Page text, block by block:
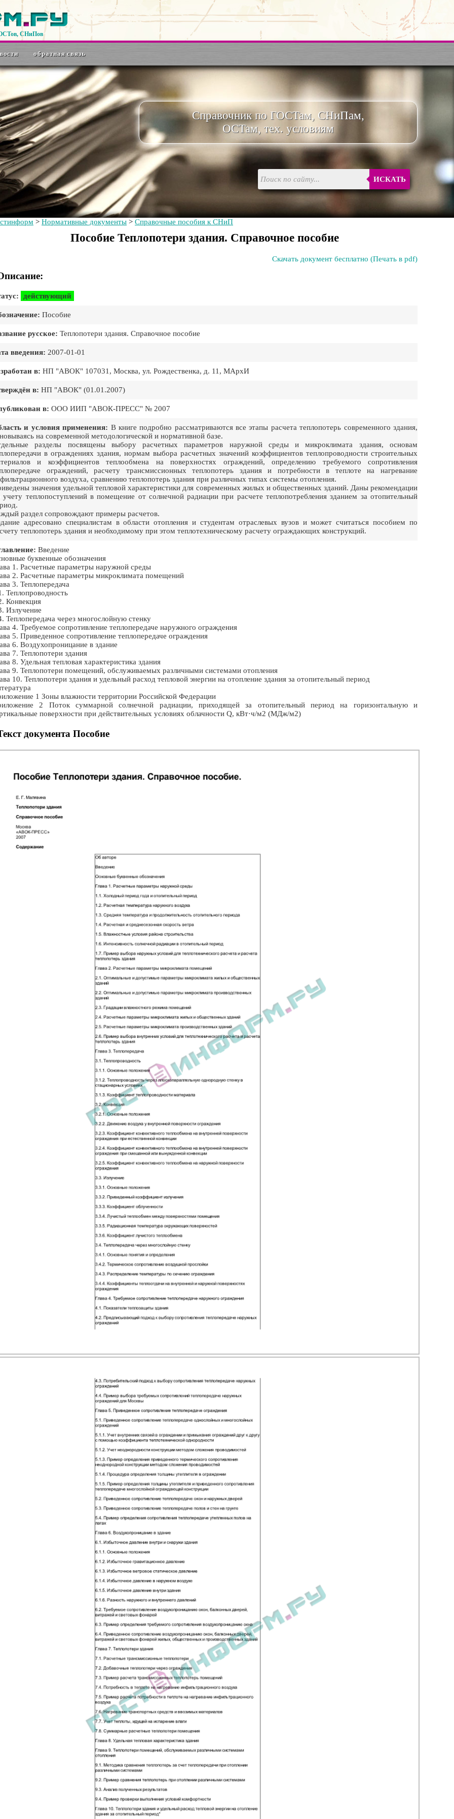
СНиПов
обратная связь
Справочник по ГОСТам, СНиПам,
ОСТам, тех. условиям
ИСКАТЬ
> Нормативные документы > Справочные пособия к СНиП
Пособие Теплопотери здания. Справочное пособие
Скачать документ бесплатно (Печать в pdf)
действующий
Пособие
русское: Теплопотери здания. Справочное пособие
введения: 2007-01-01
в: НП "АВОК" 107031, Москва, ул. Рождественка, д. 11, МАрхИ
в: НП "АВОК" (01.01.2007)
в: ООО ИИП "АВОК-ПРЕСС" № 2007
и условия применения: В книге подробно рассматриваются все этапы расчета теплопотерь современного здания,
на современной методологической и нормативной базе.
разделы посвящены выбору расчетных параметров наружной среды и микроклимата здания, основам
в ограждениях здания, нормам выбора расчетных значений коэффициентов теплопроводности строительных
и коэффициентов теплообмена на поверхностях ограждений, определению требуемого сопротивления
ограждений, расчету трансмиссионных теплопотерь здания и потребности в теплоте на нагревание
воздуха, сравнению теплопотерь здания при различных типах системы отопления.
значения удельной тепловой характеристики для современных жилых и общественных зданий. Даны рекомендации
учету теплопоступлений в помещение от солнечной радиации при расчете теплопотребления зданием за отопительный
раздел сопровождают примеры расчетов.
адресовано специалистам в области отопления и студентам отраслевых вузов и может считаться пособием по
теплопотерь здания и необходимому при этом теплотехническому расчету ограждающих конструкций.
Введение
буквенные обозначения
1. Расчетные параметры наружной среды
2. Расчетные параметры микроклимата помещений
3. Теплопередача
Теплопроводность
Конвекция
Излучение
Теплопередача через многослойную стенку
4. Требуемое сопротивление теплопередаче наружного ограждения
5. Приведенное сопротивление теплопередаче ограждения
6. Воздухопроницание в здание
7. Теплопотери здания
8. Удельная тепловая характеристика здания
9. Теплопотери помещений, обслуживаемых различными системами отопления
10. Теплопотери здания и удельный расход тепловой энергии на отопление здания за отопительный период
1 Зоны влажности территории Российской Федерации
2 Поток суммарной солнечной радиации, приходящей за отопительный период на горизонтальную и
поверхности при действительных условиях облачности Q, кВт·ч/м2 (МДж/м2)
документа Пособие